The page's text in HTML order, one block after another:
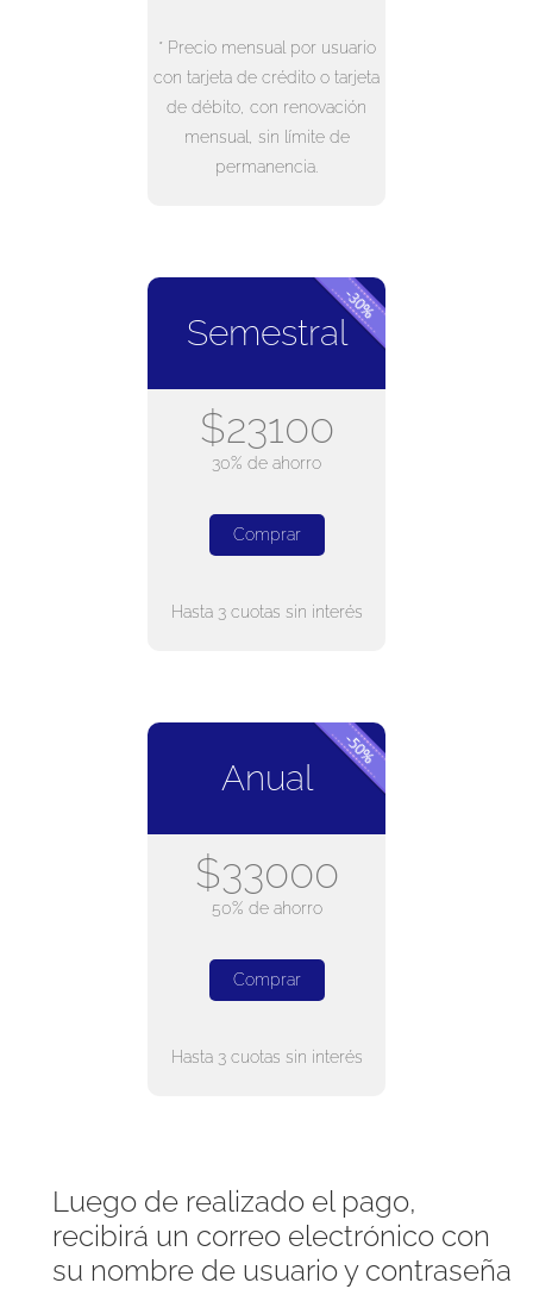
* Precio mensual por usuario
con tarjeta de crédito o tarjeta
de débito, con renovación
mensual, sin límite de
permanencia.
Semestral
$23100
30% de ahorro
Comprar
Hasta 3 cuotas sin interés
Anual
$33000
50% de ahorro
Comprar
Hasta 3 cuotas sin interés
Luego de realizado el pago,
recibirá un correo electrónico con
su nombre de usuario y contraseña